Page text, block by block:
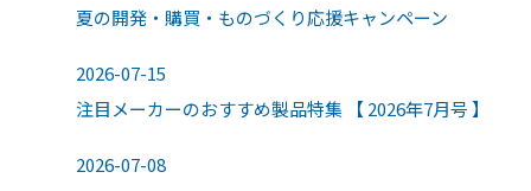
夏の開発・購買・ものづくり応援キャンペーン
2026-07-15
注目メーカーのおすすめ製品特集 【 2026年7月号 】
2026-07-08